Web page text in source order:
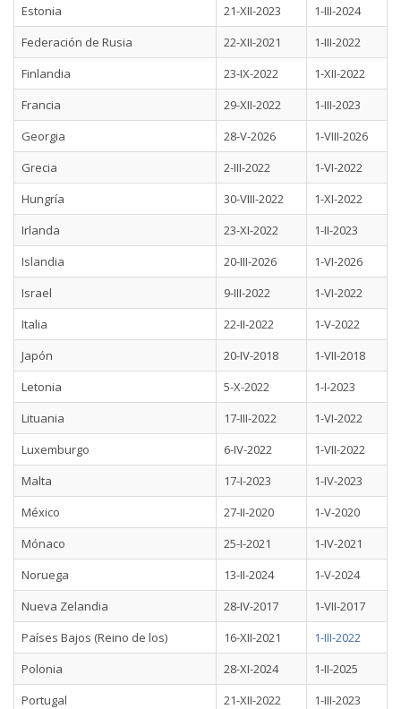
Estonia
21-XII-2023
1-III-2024
Federación de Rusia
22-XII-2021
1-III-2022
Finlandia
23-IX-2022
1-XII-2022
Francia
29-XII-2022
1-III-2023
Georgia
28-V-2026
1-VIII-2026
Grecia
2-III-2022
1-VI-2022
Hungría
30-VIII-2022
1-XI-2022
Irlanda
23-XI-2022
1-II-2023
Islandia
20-III-2026
1-VI-2026
Israel
9-III-2022
1-VI-2022
Italia
22-II-2022
1-V-2022
Japón
20-IV-2018
1-VII-2018
Letonia
5-X-2022
1-I-2023
Lituania
17-III-2022
1-VI-2022
Luxemburgo
6-IV-2022
1-VII-2022
Malta
17-I-2023
1-IV-2023
México
27-II-2020
1-V-2020
Mónaco
25-I-2021
1-IV-2021
Noruega
13-II-2024
1-V-2024
Nueva Zelandia
28-IV-2017
1-VII-2017
Países Bajos (Reino de los)
16-XII-2021
1-III-2022
Polonia
28-XI-2024
1-II-2025
Portugal
21-XII-2022
1-III-2023